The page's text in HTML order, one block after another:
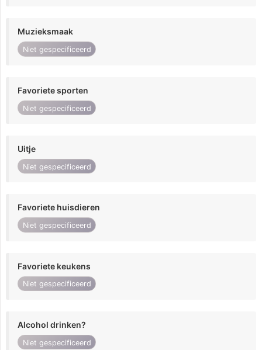
Muzieksmaak
Niet gespecificeerd
Favoriete sporten
Niet gespecificeerd
Uitje
Niet gespecificeerd
Favoriete huisdieren
Niet gespecificeerd
Favoriete keukens
Niet gespecificeerd
Alcohol drinken?
Niet gespecificeerd